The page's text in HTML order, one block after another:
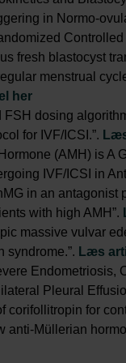
in Normo-
Controlled
fresh blastocyst
menstrual
her
FSH dosing
for IVF/ICSI.”.
(AMH) is A
IVF/ICSI in
in an antagonist
with high AMH”.
massive vulvar
syndrome.”. Læs
Endometriosis,
Pleural
corifollitropin for
anti-Müllerian